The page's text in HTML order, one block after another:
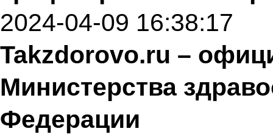
2024-04-09 16:38:17
Takzdorovo.ru –
Министерства
Федерации